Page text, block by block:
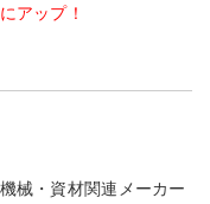
アップ！
械・資材関連メーカー